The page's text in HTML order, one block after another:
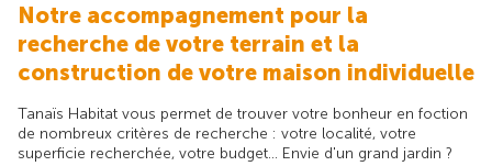
Notre accompagnement pour la
recherche de votre terrain et la
construction de votre maison individuelle
Tanaïs Habitat vous permet de trouver votre bonheur en foction
de nombreux critères de recherche : votre localité, votre
superficie recherchée, votre budget... Envie d'un grand jardin ?